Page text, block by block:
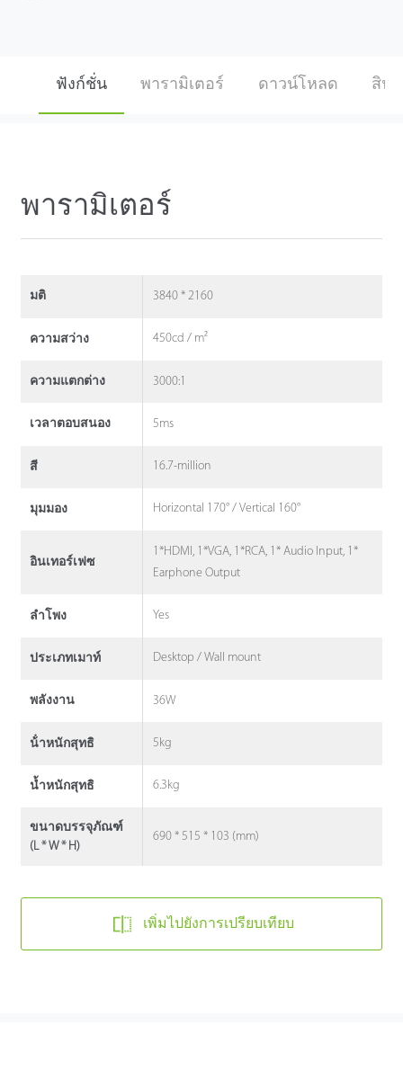
ฟังก์ชั่น พารามิเตอร์ ดาวน์โหลด สิน
พารามิเตอร์
มติ 3840 * 2160
ความสว่าง 450cd / m²
ความแตกต่าง 3000:1
เวลาตอบสนอง 5ms
สี 16.7-million
มุมมอง Horizontal 170° / Vertical 160°
อินเทอร์เฟซ
1*HDMI, 1*VGA, 1*RCA, 1* Audio Input, 1*
Earphone Output
ลำโพง Yes
ประเภทเมาท์ Desktop / Wall mount
พลังงาน 36W
น้ําหนักสุทธิ 5kg
น้ำหนักสุทธิ 6.3kg
ขนาดบรรจุภัณฑ์
(L * W * H)
690 * 515 * 103 (mm)
เพิ่มไปยังการเปรียบเทียบ